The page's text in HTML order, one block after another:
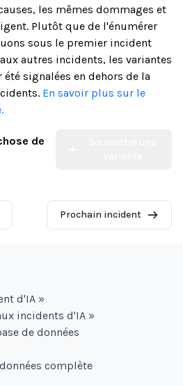
les mêmes dommages et
Plutôt que de l'énumérer
sous le premier incident
autres incidents, les variantes
signalées en dehors de la
En savoir plus sur le
de
Prochain incident
d'IA »
incidents d'IA »
de données
complète